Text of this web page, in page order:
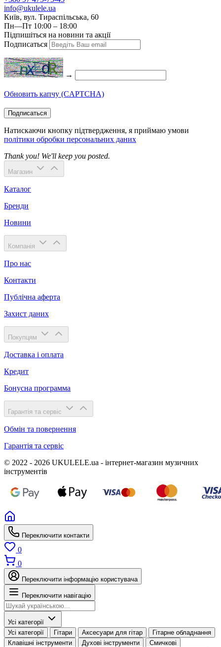
info@ukulele.ua
Київ, вул. Тираспільська, 60
Пн—Пт 10:00 – 18:00
Підпишіться на новини та акції
Подписаться
→
Обновить капчу (CAPTCHA)
Подписаться
Натискаючи кнопку підтвердження, я приймаю умови
політики обробки персональних даних
Thank you! We'll keep you posted.
Магазин
Каталог
Бренди
Новини
Компанія
Про нас
Контакти
Публічна аферта
Захист даних
Покупцям
Доставка і оплата
Кредит
Бонусна программа
Гарантія та сервіс
Обмін та повернення
Гарантія та сервіс
© 2022 - 2026 UKULELE.ua - інтернет-магазин музичних
інструментів
Переключити контакти
0
0
Переключити інформацію користувача
Переключити навігацію
Усі категорії
Усі категорії
Гітари Аксесуари для гітар
Гітарне обладнання
Клавішні інструменти
Духові інструменти
Смичкові